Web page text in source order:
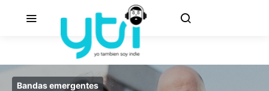
Bandas emergentes